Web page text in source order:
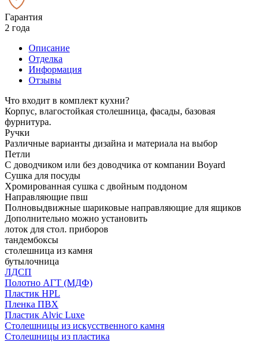
Гарантия
2 года
Описание
Отделка
Информация
Отзывы
Что входит в комплект кухни?
Корпус, влагостойкая столешница, фасады, базовая
фурнитура.
Ручки
Различные варианты дизайна и материала на выбор
Петли
С доводчиком или без доводчика от компании Boyard
Сушка для посуды
Хромированная сушка с двойным поддоном
Направляющие пвш
Полновыдвижные шариковые направляющие для ящиков
Дополнительно можно установить
лоток для стол. приборов
тандембоксы
столешница из камня
бутылочница
ЛДСП
Полотно АГТ (МДФ)
Пластик HPL
Пленка ПВХ
Пластик Alvic Luxe
Столешницы из искусственного камня
Столешницы из пластика